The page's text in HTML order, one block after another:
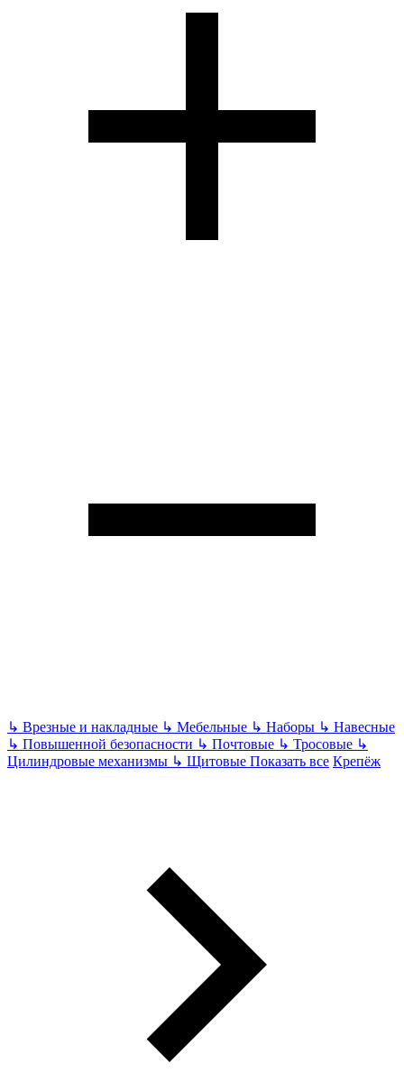
↳ Врезные и накладные ↳ Мебельные ↳ Наборы ↳ Навесные
↳ Повышенной безопасности ↳ Почтовые ↳ Тросовые ↳
Цилиндровые механизмы ↳ Щитовые Показать все Крепёж